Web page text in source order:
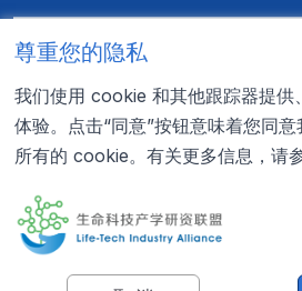
更多资料
联系我们
0755-22353326
LTIA@genomics.cn
地址：深圳市盐田区深盐路2002号大百
尊重您的隐私
我们使用 cookie 和其他跟踪器提供
体验。点击“同意”按钮意味着您同
所有的 cookie。有关更多信息，请
提交申请